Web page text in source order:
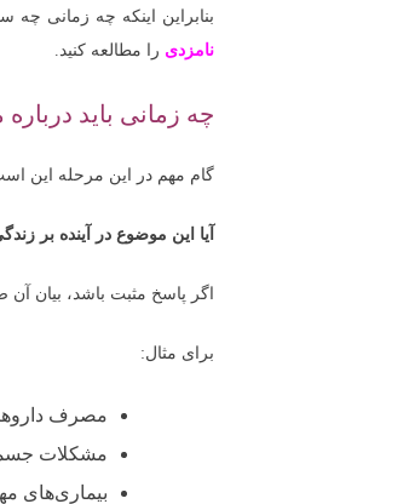
بنابراین اینکه چه زمانی چه
نامزدی را مطالعه کنید.
چه زمانی باید
گام مهم در این مرحله این
آیا این موضوع در آینده بر
اگر پاسخ مثبت باشد، بیان
برای مثال:
مصرف
مشکلات
بیماری‌های